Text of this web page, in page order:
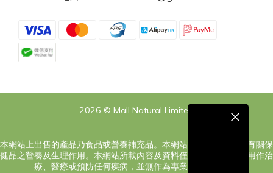
2026 © Mall Natural Limited
本網站上出售的產品乃食品或營養補充品。本網站之內容旨在告知有關保
健品之營養及生理作用。本網站所載內容及資料僅供參考，絕對非用作治
療、醫療或預防任何疾病，並無作為專業意見之意圖。